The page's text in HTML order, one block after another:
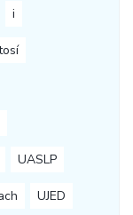
i
UASLP
UJED